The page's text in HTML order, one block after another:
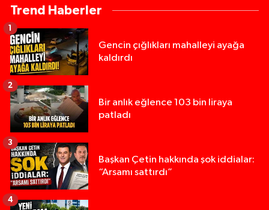
Trend Haberler
Gencin çığlıkları mahalleyi ayağa
kaldırdı
1
Bir anlık eğlence 103 bin liraya
patladı
2
Başkan Çetin hakkında şok iddialar:
“Arsamı sattırdı”
3
4